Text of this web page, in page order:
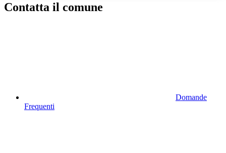
Contatta il comune
Domande
Frequenti